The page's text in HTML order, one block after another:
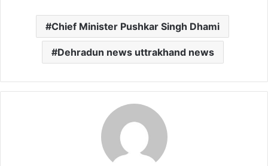
Chief Minister Pushkar Singh Dhami
Dehradun news uttrakhand news